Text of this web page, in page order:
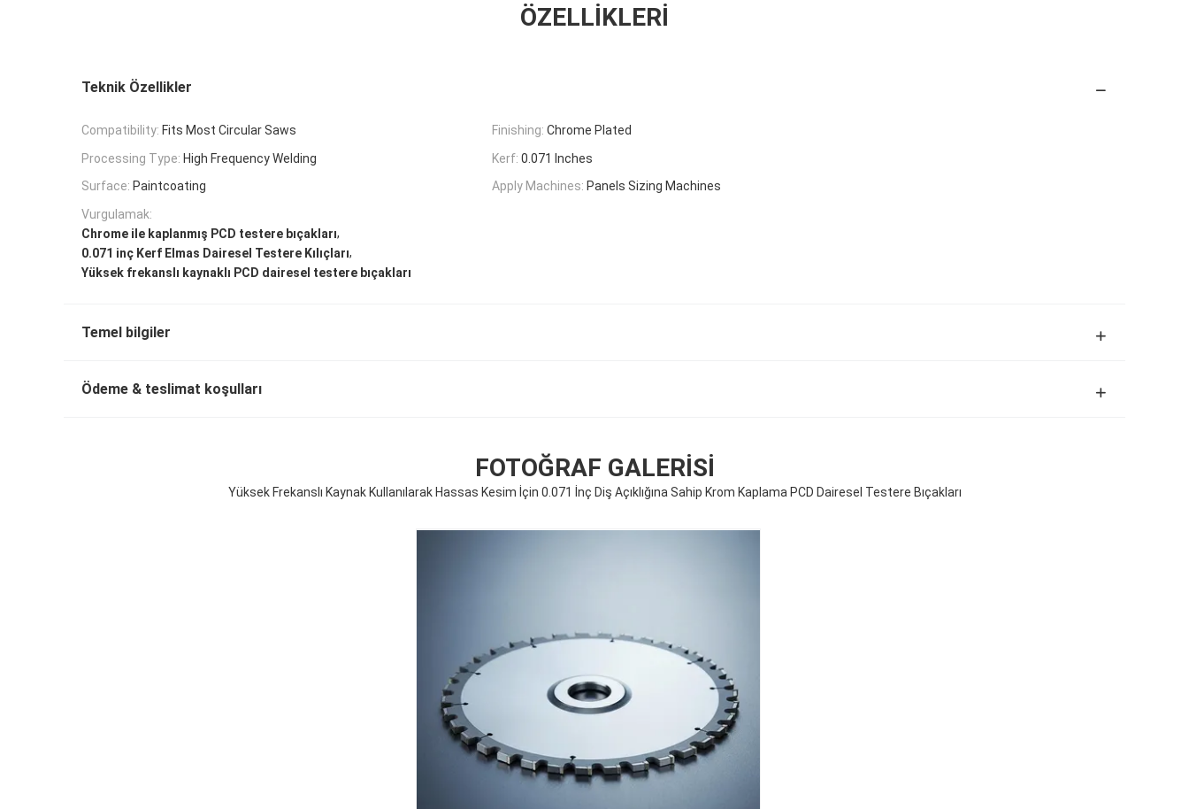
ÖZELLIKLERI
Teknik Özellikler
Compatibility: Fits Most Circular Saws Finishing: Chrome Plated
Processing Type: High Frequency Welding Kerf: 0.071 Inches
Surface: Paintcoating Apply Machines: Panels Sizing Machines
Vurgulamak:
Chrome ile kaplanmış PCD testere bıçakları,
0.071 inç Kerf Elmas Dairesel Testere Kılıçları,
Yüksek frekanslı kaynaklı PCD dairesel testere bıçakları
Temel bilgiler
Ödeme & teslimat koşulları
FOTOĞRAF GALERISI
Yüksek Frekanslı Kaynak Kullanılarak Hassas Kesim İçin 0.071 İnç Diş Açıklığına Sahip Krom Kaplama PCD Dairesel Testere Bıçakları